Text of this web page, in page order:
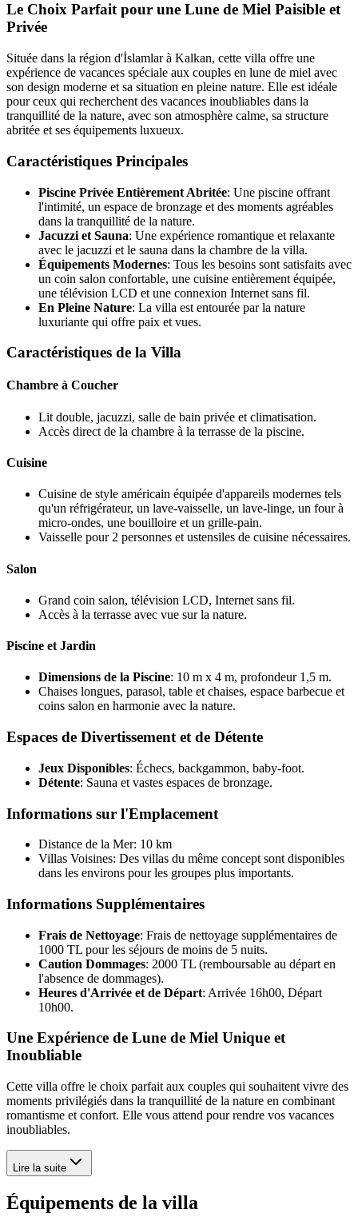
Le Choix Parfait pour une Lune de Miel Paisible et
Privée
Située dans la région d'İslamlar à Kalkan, cette villa offre une
expérience de vacances spéciale aux couples en lune de miel avec
son design moderne et sa situation en pleine nature. Elle est idéale
pour ceux qui recherchent des vacances inoubliables dans la
tranquillité de la nature, avec son atmosphère calme, sa structure
abritée et ses équipements luxueux.
Caractéristiques Principales
Piscine Privée Entièrement Abritée: Une piscine offrant
l'intimité, un espace de bronzage et des moments agréables
dans la tranquillité de la nature.
Jacuzzi et Sauna: Une expérience romantique et relaxante
avec le jacuzzi et le sauna dans la chambre de la villa.
Équipements Modernes: Tous les besoins sont satisfaits avec
un coin salon confortable, une cuisine entièrement équipée,
une télévision LCD et une connexion Internet sans fil.
En Pleine Nature: La villa est entourée par la nature
luxuriante qui offre paix et vues.
Caractéristiques de la Villa
Chambre à Coucher
Lit double, jacuzzi, salle de bain privée et climatisation.
Accès direct de la chambre à la terrasse de la piscine.
Cuisine
Cuisine de style américain équipée d'appareils modernes tels
qu'un réfrigérateur, un lave-vaisselle, un lave-linge, un four à
micro-ondes, une bouilloire et un grille-pain.
Vaisselle pour 2 personnes et ustensiles de cuisine nécessaires.
Salon
Grand coin salon, télévision LCD, Internet sans fil.
Accès à la terrasse avec vue sur la nature.
Piscine et Jardin
Dimensions de la Piscine: 10 m x 4 m, profondeur 1,5 m.
Chaises longues, parasol, table et chaises, espace barbecue et
coins salon en harmonie avec la nature.
Espaces de Divertissement et de Détente
Jeux Disponibles: Échecs, backgammon, baby-foot.
Détente: Sauna et vastes espaces de bronzage.
Informations sur l'Emplacement
Distance de la Mer: 10 km
Villas Voisines: Des villas du même concept sont disponibles
dans les environs pour les groupes plus importants.
Informations Supplémentaires
Frais de Nettoyage: Frais de nettoyage supplémentaires de
1000 TL pour les séjours de moins de 5 nuits.
Caution Dommages: 2000 TL (remboursable au départ en
l'absence de dommages).
Heures d'Arrivée et de Départ: Arrivée 16h00, Départ
10h00.
Une Expérience de Lune de Miel Unique et
Inoubliable
Cette villa offre le choix parfait aux couples qui souhaitent vivre des
moments privilégiés dans la tranquillité de la nature en combinant
romantisme et confort. Elle vous attend pour rendre vos vacances
inoubliables.
Lire la suite
Équipements de la villa